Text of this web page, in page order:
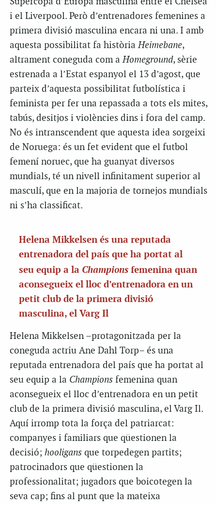
i el Liverpool. Però d’entrenadores femenines a
primera divisió masculina encara ni una. I amb
aquesta possibilitat fa històriaHeimebane,
altrament coneguda com aHomeground, sèrie
estrenada a l’Estat espanyol el 13 d’agost, que
parteix d’aquesta possibilitat futbolística i
feminista per fer una repassada a tots els mites,
tabús, desitjos i violències dins i fora del camp.
No és intranscendent que aquesta idea sorgeixi
de Noruega: és un fet evident que el futbol
femení noruec, que ha guanyat diversos
mundials, té un nivell infinitament superior al
masculí, que en la majoria de tornejos mundials
ni s’ha classificat.
Helena Mikkelsen és una reputada
entrenadora del país que ha portat al
seu equip a la Champions femenina quan
aconsegueix el lloc d’entrenadora en un
petit club de la primera divisió
masculina, el Varg Il
Helena Mikkelsen –protagonitzada per la
coneguda actriu Ane Dahl Torp– és una
reputada entrenadora del país que ha portat al
seu equip a la Champions femenina quan
aconsegueix el lloc d’entrenadora en un petit
club de la primera divisió masculina, el Varg Il.
Aquí irromp tota la força del patriarcat:
companyes i familiars que qüestionen la
decisió; hooligans que torpedegen partits;
patrocinadors que qüestionen la
professionalitat; jugadors que boicotegen la
seva cap; fins al punt que la mateixa